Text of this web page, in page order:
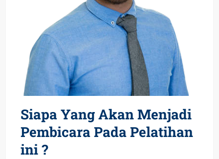
Siapa Yang Akan Menjadi
Pembicara Pada Pelatihan
ini ?